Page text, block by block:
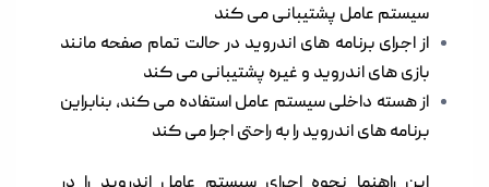
سیستم عامل پشتیبانی می کند
از اجرای برنامه های اندروید در حالت تمام صفحه مانند
بازی های اندروید و غیره پشتیبانی می کند
از هسته داخلی سیستم عامل استفاده می کند، بنابراین
برنامه های اندروید را به راحتی اجرا می کند